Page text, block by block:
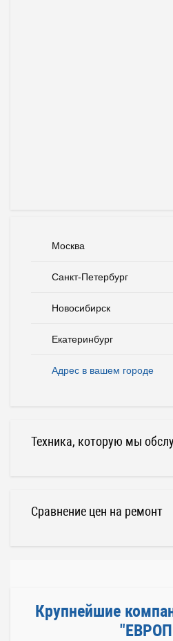
Москва
Санкт-Петербург
Новосибирск
Екатеринбург
Адрес в вашем городе
Техника, которую мы
Сравнение цен на ремонт
Крупнейшие